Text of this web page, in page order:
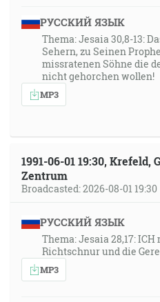
РУССКИЙ ЯЗЫК
Thema: Jesaia 30,8-13:
Sehern, zu Seinen
missratenen Söhne die
nicht gehorchen wollen!
MP3
1991-06-01 19:30, Krefeld,
Zentrum
Broadcasted: 2026-08-01 19:30
РУССКИЙ ЯЗЫК
Thema: Jesaia 28,17:
Richtschnur und die
MP3